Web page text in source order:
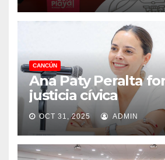
CANCÚN
Ana Paty Peralta
justicia cívica
OCT 31, 2025 ADMIN